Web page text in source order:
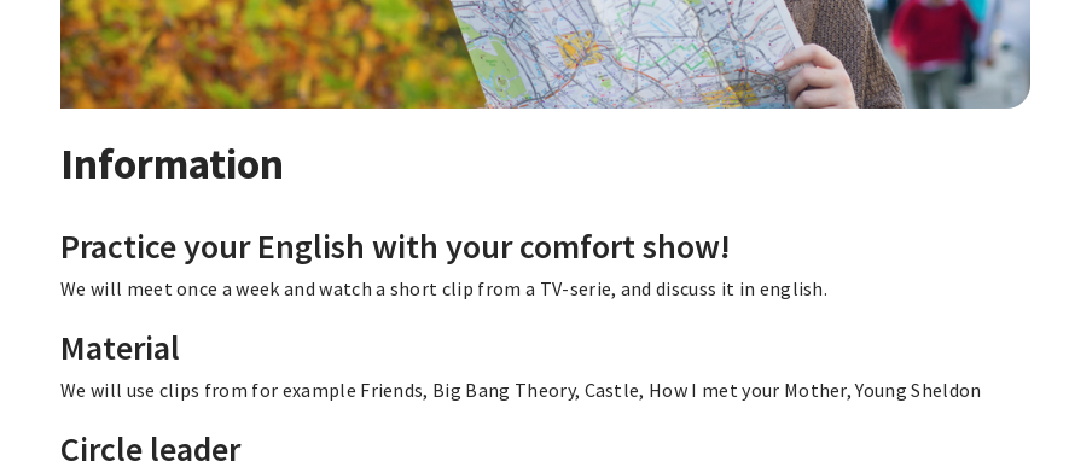
Information
Practice your English with your comfort show!
We will meet once a week and watch a short clip from a TV-serie, and discuss it in english.
Material
We will use clips from for example Friends, Big Bang Theory, Castle, How I met your Mother, Young Sheldon
Circle leader